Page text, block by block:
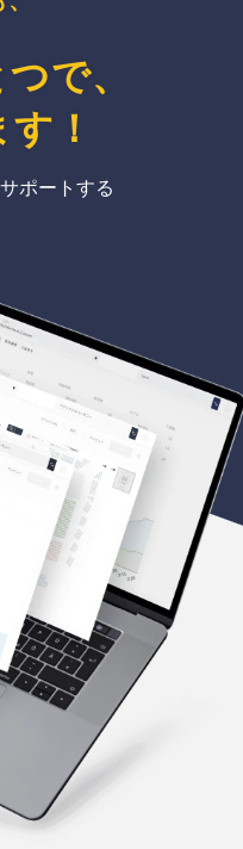
で、
す ！
ポートする